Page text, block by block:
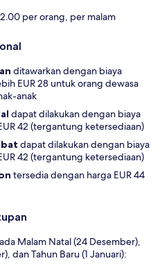
2.00 per orang, per malam
ditawarkan dengan biaya
EUR 28 untuk orang dewasa
anak
dapat dilakukan dengan biaya
42 (tergantung ketersediaan)
dapat dilakukan dengan biaya
42 (tergantung ketersediaan)
tersedia dengan harga EUR 44
Malam Natal (24 Desember),
dan Tahun Baru (1 Januari):